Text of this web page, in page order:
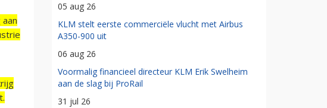
05 aug 26
KLM stelt eerste commerciële vlucht met Airbus
A350-900 uit
06 aug 26
Voormalig financieel directeur KLM Erik Swelheim
aan de slag bij ProRail
31 jul 26